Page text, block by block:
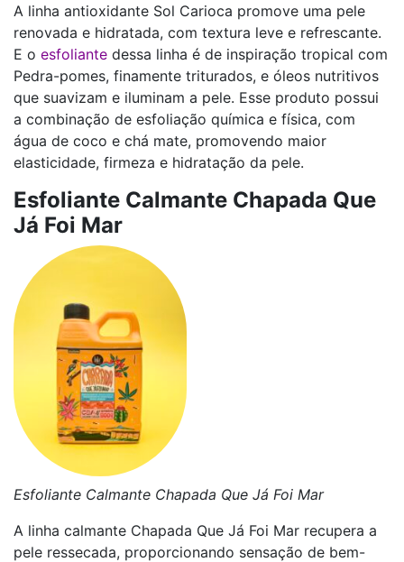
A linha antioxidante Sol Carioca promove uma pele
renovada e hidratada, com textura leve e refrescante.
E o esfoliante dessa linha é de inspiração tropical com
Pedra-pomes, finamente triturados, e óleos nutritivos
que suavizam e iluminam a pele. Esse produto possui
a combinação de esfoliação química e física, com
água de coco e chá mate, promovendo maior
elasticidade, firmeza e hidratação da pele.
Esfoliante Calmante Chapada Que
Já Foi Mar
Esfoliante Calmante Chapada Que Já Foi Mar
A linha calmante Chapada Que Já Foi Mar recupera a
pele ressecada, proporcionando sensação de bem-